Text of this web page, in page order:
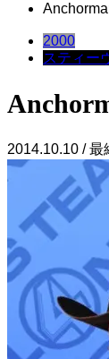
2000
スティー
2014.10.10 /